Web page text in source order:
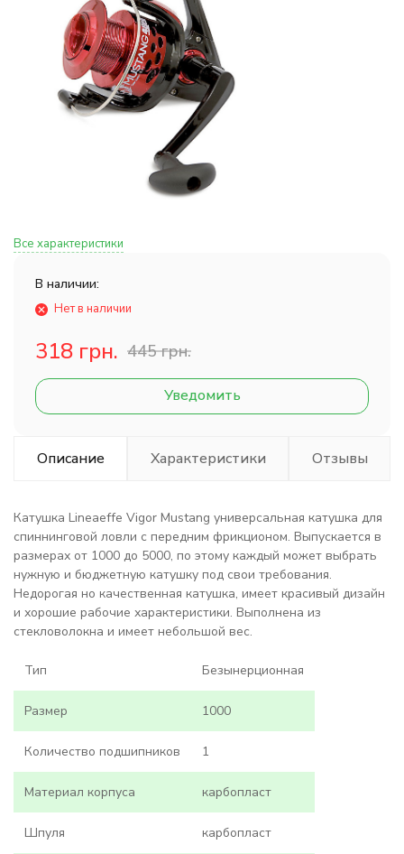
Все характеристики
В наличии:
Нет в наличии
318 грн. 445 грн.
Уведомить
Описание Характеристики Отзывы
Катушка Lineaeffe Vigor Mustang универсальная катушка для
спиннинговой ловли с передним фрикционом. Выпускается в
размерах от 1000 до 5000, по этому каждый может выбрать
нужную и бюджетную катушку под свои требования.
Недорогая но качественная катушка, имеет красивый дизайн
и хорошие рабочие характеристики. Выполнена из
стекловолокна и имеет небольшой вес.
Тип Безынерционная
Размер 1000
Количество подшипников 1
Материал корпуса карбопласт
Шпуля карбопласт